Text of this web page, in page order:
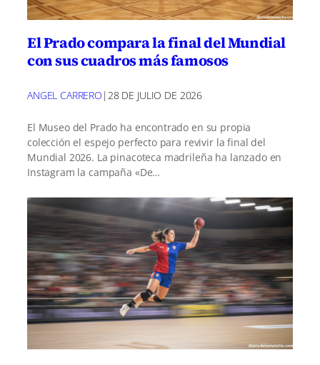
El Prado compara la final del Mundial
con sus cuadros más famosos
ANGEL CARRERO | 28 DE JULIO DE 2026
El Museo del Prado ha encontrado en su propia
colección el espejo perfecto para revivir la final del
Mundial 2026. La pinacoteca madrileña ha lanzado en
Instagram la campaña «De…